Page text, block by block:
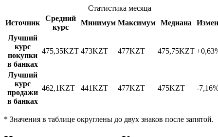
Статистика месяца
Источник
Средний
курс
Минимум Максимум Медиана
Лучший
курс
покупки
в банках
475,35KZT 473KZT 477KZT 475,75KZT
Лучший
курс
продажи
в банках
462,1KZT 441KZT 477KZT 475KZT -
* Значения в таблице округлены до двух знаков после запятой.